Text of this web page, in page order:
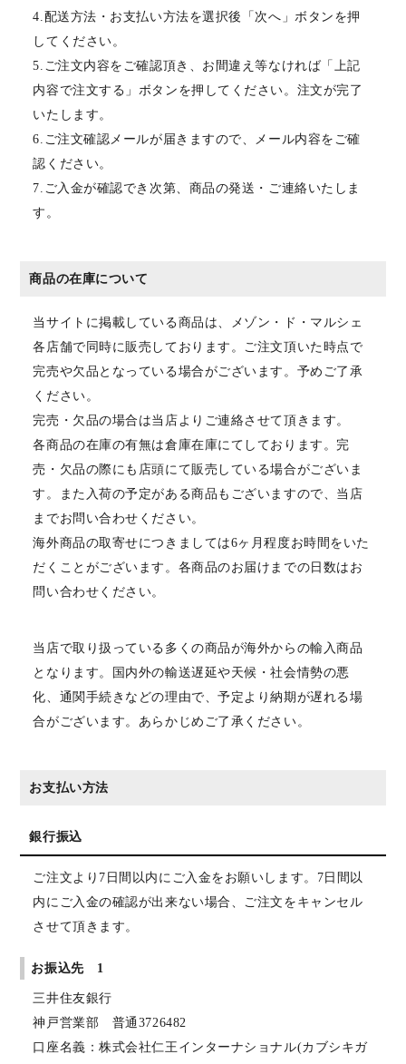
4.配送方法・お支払い方法を選択後「次へ」ボタンを押
してください。
5.ご注文内容をご確認頂き、お間違え等なければ「上記
内容で注文する」ボタンを押してください。注文が完了
いたします。
6.ご注文確認メールが届きますので、メール内容をご確
認ください。
7.ご入金が確認でき次第、商品の発送・ご連絡いたしま
す。
商品の在庫について
当サイトに掲載している商品は、メゾン・ド・マルシェ
各店舗で同時に販売しております。ご注文頂いた時点で
完売や欠品となっている場合がございます。予めご了承
ください。
完売・欠品の場合は当店よりご連絡させて頂きます。
各商品の在庫の有無は倉庫在庫にてしております。完
売・欠品の際にも店頭にて販売している場合がございま
す。また入荷の予定がある商品もございますので、当店
までお問い合わせください。
海外商品の取寄せにつきましては6ヶ月程度お時間をいた
だくことがございます。各商品のお届けまでの日数はお
問い合わせください。
当店で取り扱っている多くの商品が海外からの輸入商品
となります。国内外の輸送遅延や天候・社会情勢の悪
化、通関手続きなどの理由で、予定より納期が遅れる場
合がございます。あらかじめご了承ください。
お支払い方法
銀行振込
ご注文より7日間以内にご入金をお願いします。7日間以
内にご入金の確認が出来ない場合、ご注文をキャンセル
させて頂きます。
お振込先 1
三井住友銀行
神戸営業部 普通3726482
口座名義：株式会社仁王インターナショナル(カブシキガ